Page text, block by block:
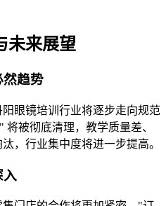
未来展望
然趋势
眼镜培训行业将逐步走向规范
被彻底清理，教学质量差、
，行业集中度将进一步提高。
入